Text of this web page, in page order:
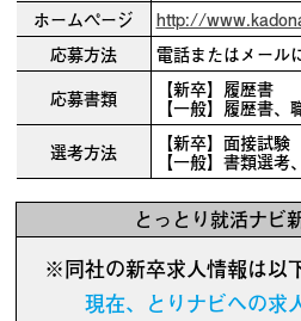
ホームページ
http://
応募方法
電話またはメール
応募書類
【新卒】履歴書
【一般】履歴書、
選考方法
【新卒】面接試験
【一般】書類選考
とっとり就活ナビ
※同社の新卒求人情報は以
現在、とりナビへの求